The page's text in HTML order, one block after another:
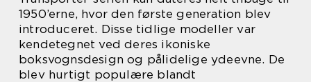
1950’erne, hvor den første generation blev
introduceret. Disse tidlige modeller var
kendetegnet ved deres ikoniske
boksvognsdesign og pålidelige ydeevne. De
blev hurtigt populære blandt